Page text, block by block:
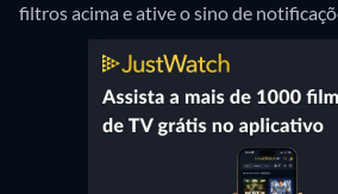
filtros acima e ative o sino de